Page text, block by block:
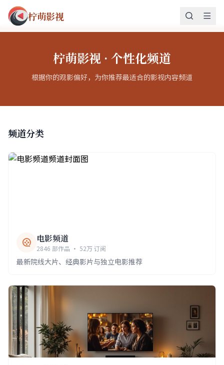
柠萌影视
柠萌影视 · 个性化频道
根据你的观影偏好，为你推荐最适合的影视内容频道
频道分类
电影频道
2846 部作品 · 52万 订阅
最新院线大片、经典影片与独立电影推荐